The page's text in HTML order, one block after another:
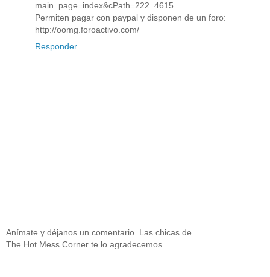
main_page=index&cPath=222_4615
Permiten pagar con paypal y disponen de un foro:
http://oomg.foroactivo.com/
Responder
Anímate y déjanos un comentario. Las chicas de
The Hot Mess Corner te lo agradecemos.